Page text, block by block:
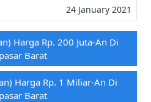
24 January 2021
Harga Rp. 200 Juta-An Di
Barat
Harga Rp. 1 Miliar-An Di
Barat